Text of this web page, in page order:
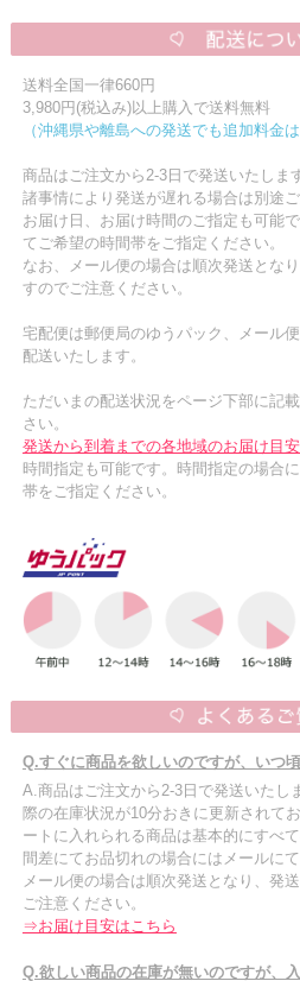
送料全国一律660円
3,980円(税込み)以上購入で送料無料
（沖縄県や離島への発送でも追加料金
商品はご注文から2-3日で発送いたしま
諸事情により発送が遅れる場合は別途ご
お届け日、お届け時間のご指定も可能
てご希望の時間帯をご指定ください。
なお、メール便の場合は順次発送とな
すのでご注意ください。
宅配便は郵便局のゆうパック、メール
配送いたします。
ただいまの配送状況をページ下部に記
さい。
発送から到着までの各地域のお届け目
時間指定も可能です。時間指定の場合
帯をご指定ください。
Q.すぐに商品を欲しいのですが、いつ
A.商品はご注文から2-3日で発送いたし
際の在庫状況が10分おきに更新されて
ートに入れられる商品は基本的にすべ
間差にてお品切れの場合にはメールに
メール便の場合は順次発送となり、発
ご注意ください。
⇒お届け目安はこちら
Q.欲しい商品の在庫が無いのですが、